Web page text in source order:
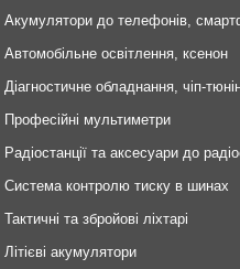
Акумулятори до телефонів,
Автомобільне освітлення, ксенон
Діагностичне обладнання, чіп-
Професійні мультиметри
Радіостанції та аксесуари до
Система контролю тиску в шинах
Тактичні та збройові ліхтарі
Літієві акумулятори